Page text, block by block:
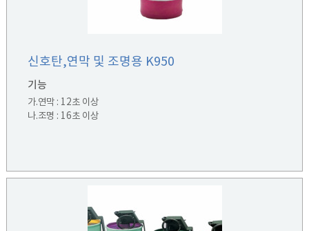
신호탄,연막 및 조명용 K950
기능
가.연막 : 12초 이상
나.조명 : 16초 이상